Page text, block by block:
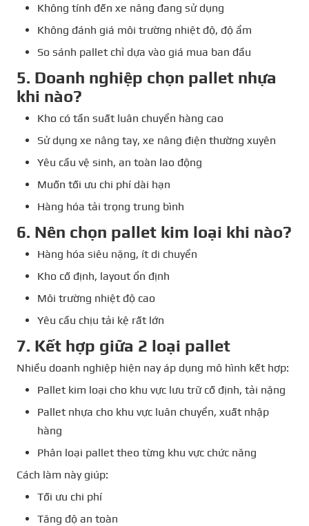
Không tính đến xe nâng đang sử dụng
Không đánh giá môi trường nhiệt độ, độ ẩm
So sánh pallet chỉ dựa vào giá mua ban đầu
5. Doanh nghiệp chọn pallet nhựa
khi nào?
Kho có tần suất luân chuyển hàng cao
Sử dụng xe nâng tay, xe nâng điện thường xuyên
Yêu cầu vệ sinh, an toàn lao động
Muốn tối ưu chi phí dài hạn
Hàng hóa tải trọng trung bình
6. Nên chọn pallet kim loại khi nào?
Hàng hóa siêu nặng, ít di chuyển
Kho cố định, layout ổn định
Môi trường nhiệt độ cao
Yêu cầu chịu tải kệ rất lớn
7. Kết hợp giữa 2 loại pallet
Nhiều doanh nghiệp hiện nay áp dụng mô hình kết hợp:
Pallet kim loại cho khu vực lưu trữ cố định, tải nặng
Pallet nhựa cho khu vực luân chuyển, xuất nhập
hàng
Phân loại pallet theo từng khu vực chức năng
Cách làm này giúp:
Tối ưu chi phí
Tăng độ an toàn